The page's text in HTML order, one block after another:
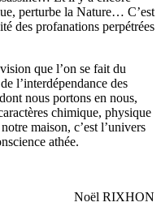
perturbe la Nature… C’est
des profanations perpétrées
que l’on se fait du
l’interdépendance des
nous portons en nous,
chimique, physique
maison, c’est l’univers
athée.
Noël RIXHON